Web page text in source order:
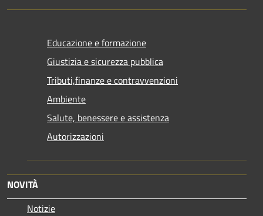
Educazione e formazione
Giustizia e sicurezza pubblica
Tributi,finanze e contravvenzioni
Ambiente
Salute, benessere e assistenza
Autorizzazioni
NOVITÀ
Notizie